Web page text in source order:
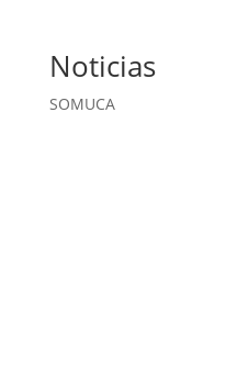
Noticias
SOMUCA